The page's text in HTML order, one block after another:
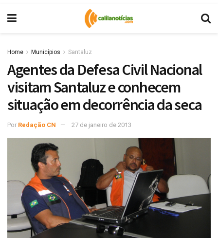
Home Municípios Santaluz
Agentes da Defesa Civil Nacional
visitam Santaluz e conhecem
situação em decorrência da seca
Por Redação CN 27 de janeiro de 2013